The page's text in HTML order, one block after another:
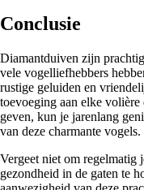
Conclusie
Diamantduiven zijn
vele vogelliefhebbers
rustige geluiden en
toevoeging aan elke
geven, kun je jarenlang
van deze charmante vogels.
Vergeet niet om regelmatig
gezondheid in de gaten te